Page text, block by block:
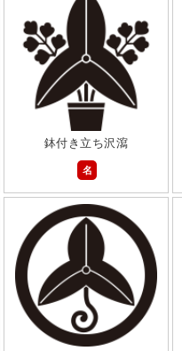
鉢付き立ち沢瀉
名